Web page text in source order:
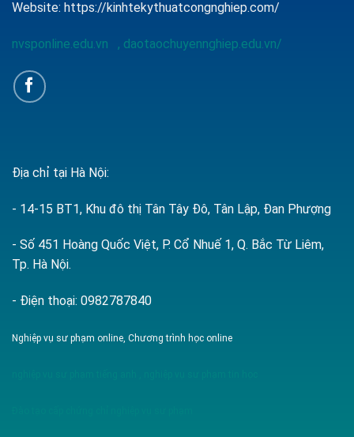
Website: https://kinhtekythuatcongnghiep.com/
nvsponline.edu.vn , daotaochuyennghiep.edu.vn/
Địa chỉ tại Hà Nội:
- 14-15 BT1, Khu đô thị Tân Tây Đô, Tân Lập, Đan Phượng
- Số 451 Hoàng Quốc Việt, P. Cổ Nhuế 1, Q. Bắc Từ Liêm,
Tp. Hà Nội.
- Điện thoại: 0982787840
Nghiệp vụ sư phạm online, Chương trình học online